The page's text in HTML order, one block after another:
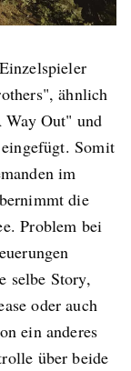
ähnlich
Out" und
Somit
im
die
Problem bei
selbe Story,
oder auch
ein anderes
über beide